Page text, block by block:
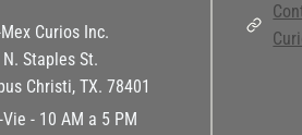
Curios Inc.
Staples St.
Christi, TX. 78401
Vie - 10 AM a 5 PM